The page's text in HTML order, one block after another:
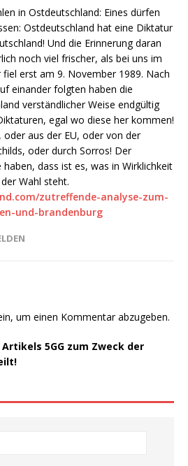
in Ostdeutschland: Eines dürfen
Ostdeutschland hat eine Diktatur
Und die Erinnerung daran
noch viel frischer, als bei uns im
erst am 9. November 1989. Nach
einander folgten haben die
verständlicher Weise endgültig
egal wo diese her kommen!
aus der EU, oder von der
oder durch Sorros! Der
haben, dass ist es, was in Wirklichkeit
Wahl steht.
zutreffende-analyse-zum-
und-brandenburg
um einen Kommentar abzugeben.
5GG zum Zweck der